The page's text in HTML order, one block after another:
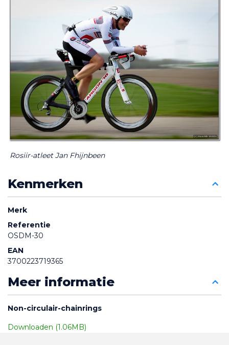
Rosiir-atleet Jan Fhijnbeen
Kenmerken
Merk
Referentie
OSDM-30
EAN
3700223719365
Meer informatie
Non-circulair-chainrings
Downloaden (1.06MB)